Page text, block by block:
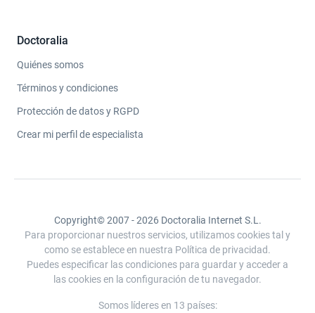
Doctoralia
Quiénes somos
Términos y condiciones
Protección de datos y RGPD
Crear mi perfil de especialista
Copyright© 2007 - 2026 Doctoralia Internet S.L.
Para proporcionar nuestros servicios, utilizamos cookies tal y
como se establece en nuestra Política de privacidad.
Puedes especificar las condiciones para guardar y acceder a
las cookies en la configuración de tu navegador.
Somos líderes en 13 países: